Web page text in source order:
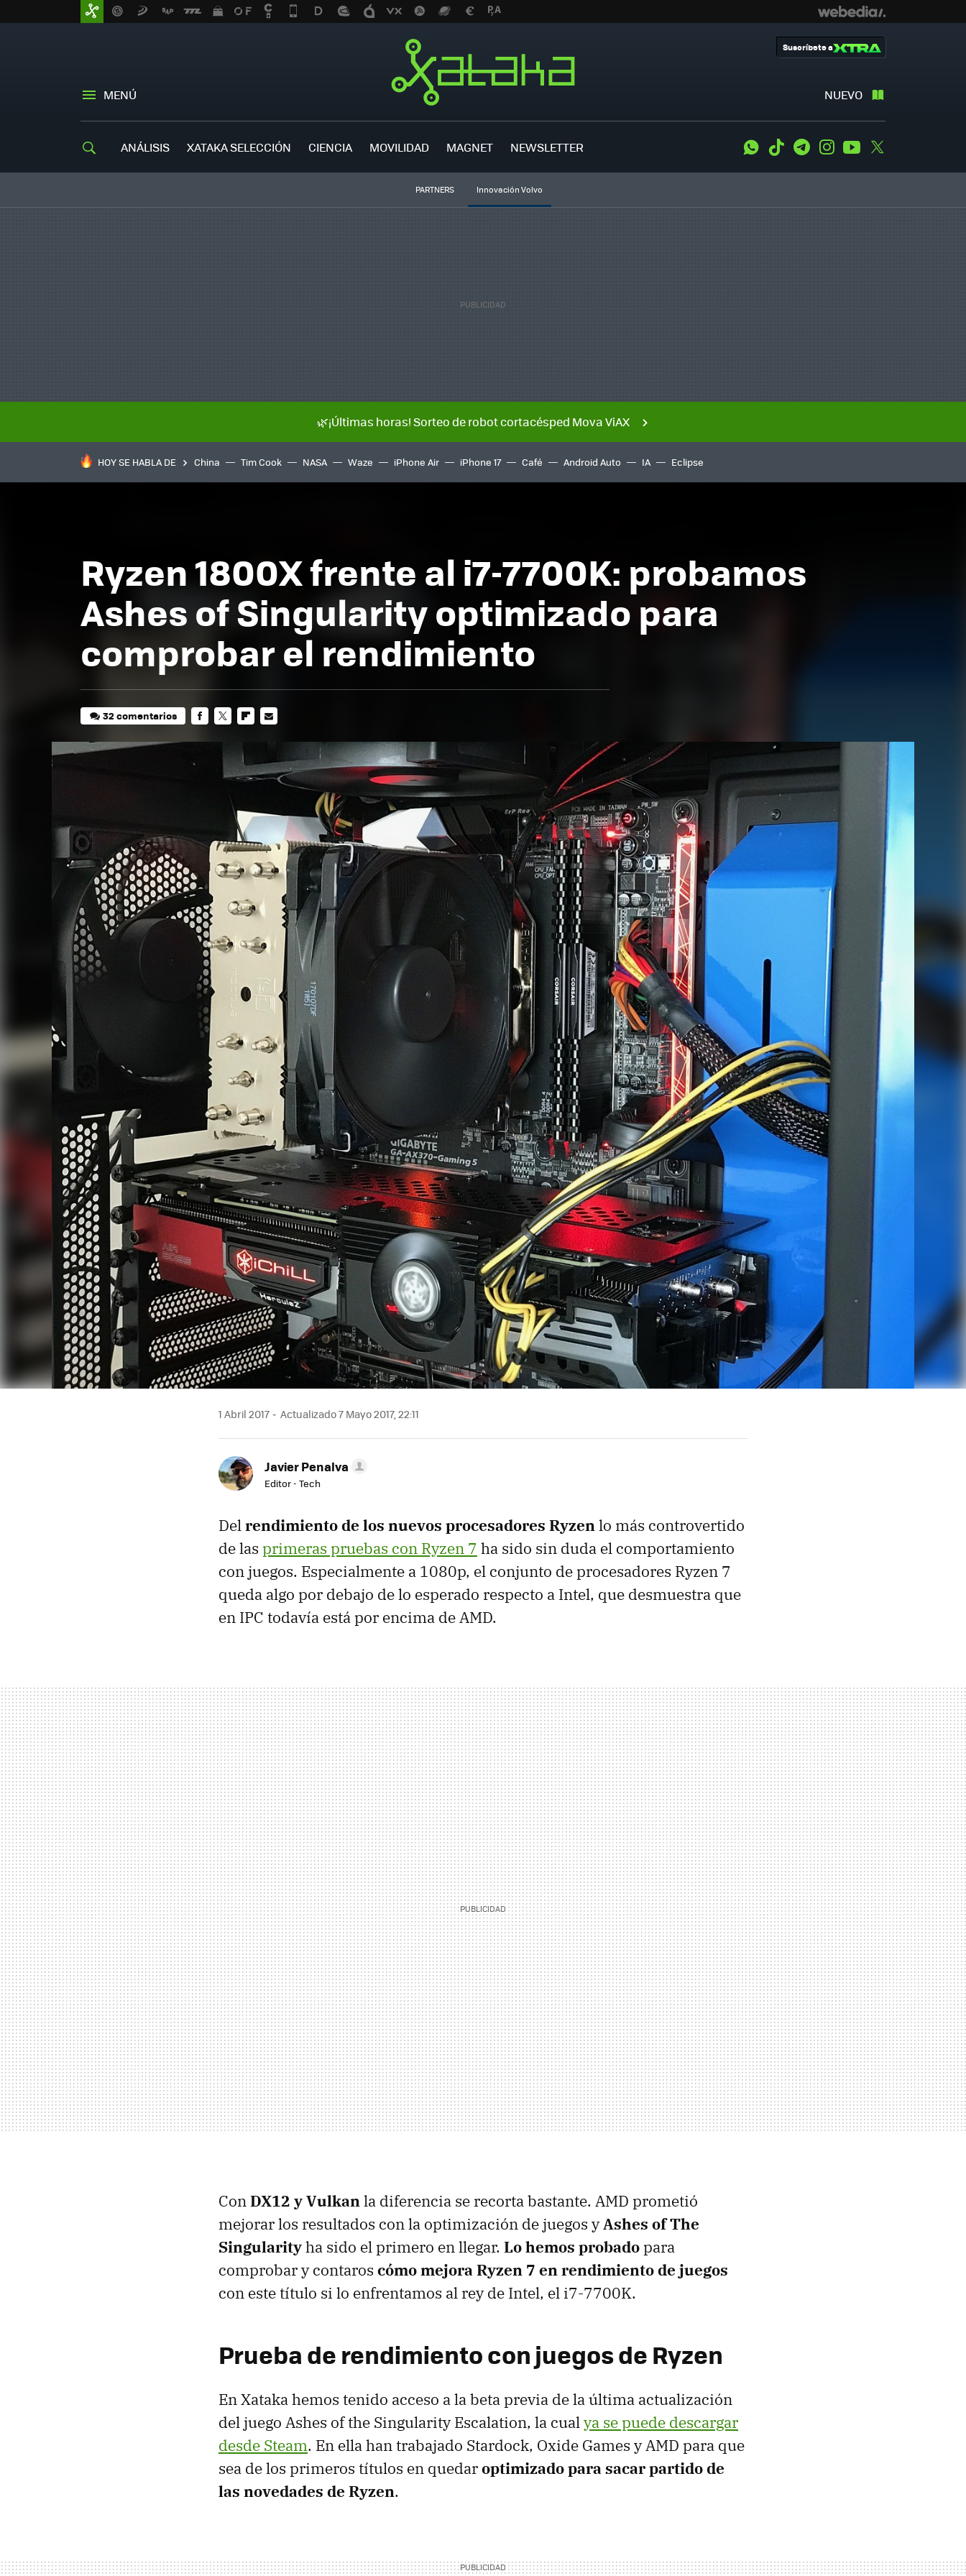
MENÚ NUEVO
Suscríbete a
ANÁLISIS XATAKA SELECCIÓN CIENCIA MOVILIDAD MAGNET NEWSLETTER WhatsApp
Tiktok TelegramInstagramYoutube
PARTNERS Innovación Volvo
🌿¡Últimas horas! Sorteo de robot cortacésped Mova ViAX
HOY SE HABLA DE China Tim Cook NASA Waze iPhone Air iPhone 17 Café Android Auto IA Eclipse
Ryzen 1800X frente al i7-7700K: probamos
Ashes of Singularity optimizado para
comprobar el rendimiento
32 comentarios
1 Abril 2017 Actualizado 7 Mayo 2017, 22:11
Javier Penalva
Editor - Tech
Delrendimiento de los nuevos procesadores Ryzenlo más controvertido
de las primeras pruebas con Ryzen 7 ha sido sin duda el comportamiento
con juegos. Especialmente a 1080p, el conjunto de procesadores Ryzen 7
queda algo por debajo de lo esperado respecto a Intel, que desmuestra que
en IPC todavía está por encima de AMD.
ConDX12 y Vulkanla diferencia se recorta bastante. AMD prometió
mejorar los resultados con la optimización de juegos yAshes of The
Singularityha sido el primero en llegar. Lo hemos probadopara
comprobar y contaros cómo mejora Ryzen 7 en rendimiento de juegos
con este título si lo enfrentamos al rey de Intel, el i7-7700K.
Prueba de rendimiento con juegos de Ryzen
En Xataka hemos tenido acceso a la beta previa de la última actualización
del juego Ashes of the Singularity Escalation, la cualya se puede descargar
desde Steam. En ella han trabajado Stardock, Oxide Games y AMD para que
sea de los primeros títulos en quedaroptimizado para sacar partido de
las novedades de Ryzen.